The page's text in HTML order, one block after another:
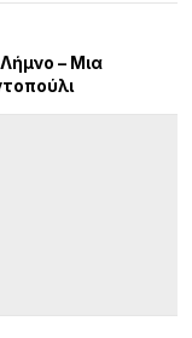
– Μια